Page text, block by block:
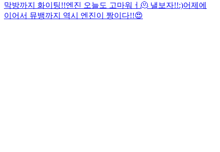
막방까지 화이팅!!엔진 오늘도 고마워ㅓ🫠 낼보자!!:)어제에
이어서 뮤뱅까지 역시 엔진이 짱이다!!😍